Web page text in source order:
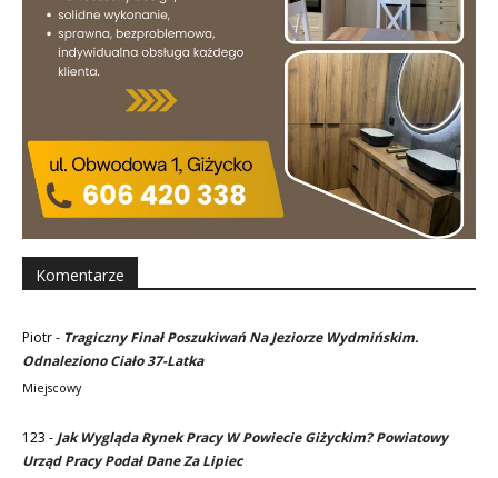
Komentarze
Piotr- Tragiczny Finał Poszukiwań Na Jeziorze Wydmińskim.
Odnaleziono Ciało 37-Latka
Miejscowy
123 - Jak Wygląda Rynek Pracy W Powiecie Giżyckim? Powiatowy
Urząd Pracy Podał Dane Za Lipiec